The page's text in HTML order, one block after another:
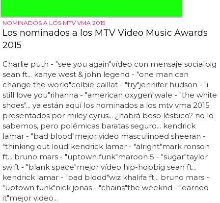
NOMINADOS A LOS MTV VMA 2015
Los nominados a los MTV Video Music Awards
2015
Charlie puth - "see you again"vídeo con mensaje socialbig
sean ft... kanye west & john legend - "one man can
change the world"colbie caillat - "try"jennifer hudson - "i
still love you"rihanna - "american oxygen"wale - "the white
shoes"... ya están aquí los nominados a los mtv vma 2015
presentados por miley cyrus... ¿habrá beso lésbico? no lo
sabemos, pero polémicas baratas seguro... kendrick
lamar - "bad blood"mejor video masculinoed sheeran -
"thinking out loud"kendrick lamar - "alright"mark ronson
ft... bruno mars - "uptown funk"maroon 5 - "sugar"taylor
swift - "blank space"mejor vídeo hip-hopbig sean ft...
kendrick lamar - "bad blood"wiz khalifa ft... bruno mars -
"uptown funk"nick jonas - "chains"the weeknd - "earned
it"mejor video...